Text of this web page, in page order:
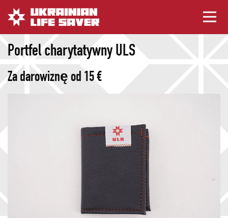
Portfel charytatywny ULS
Za darowiznę od 15 €